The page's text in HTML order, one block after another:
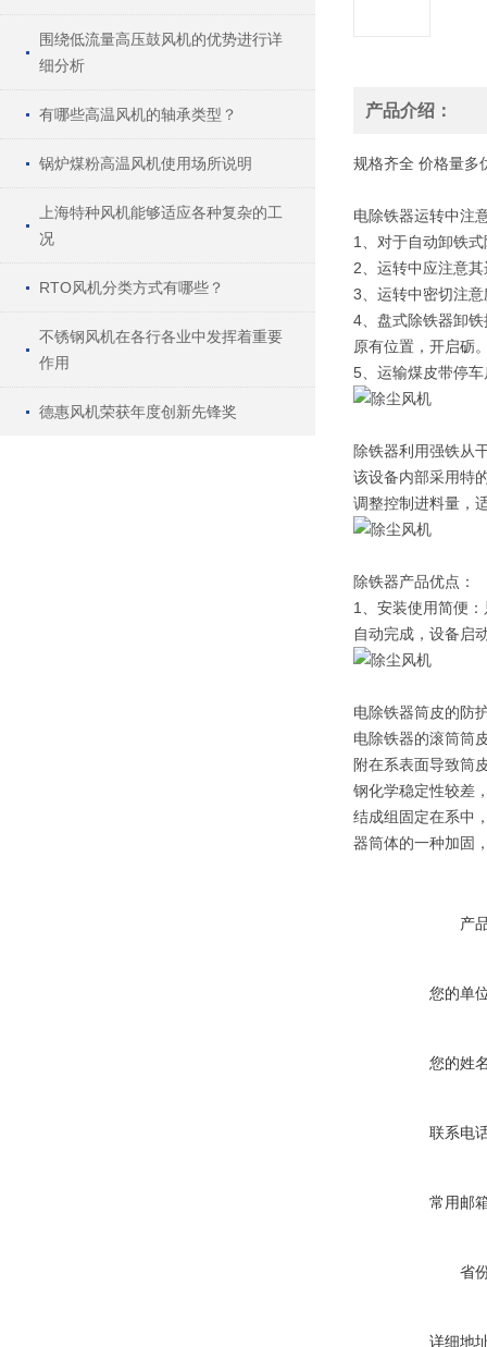
围绕低流量高压鼓风机的优势进行详
细分析
有哪些高温风机的轴承类型？
锅炉煤粉高温风机使用场所说明
上海特种风机能够适应各种复杂的工
况
RTO风机分类方式有哪些？
不锈钢风机在各行各业中发挥着重要
作用
德惠风机荣获年度创新先锋奖
产品介绍：
规格齐全 价格量多
电除铁器运转中注
1、对于自动卸铁
2、运转中应注意
3、运转中密切注
4、盘式除铁器卸
原有位置，开启砺
5、运输煤皮带停
除铁器利用强铁从
该设备内部采用特
调整控制进料量，
除铁器产品优点：
1、安装使用简便
自动完成，设备启
电除铁器筒皮的防
电除铁器的滚筒筒
附在系表面导致筒
钢化学稳定性较差
结成组固定在系中
器筒体的一种加固
产
您的单
您的姓
联系电
常用邮
省
详细地